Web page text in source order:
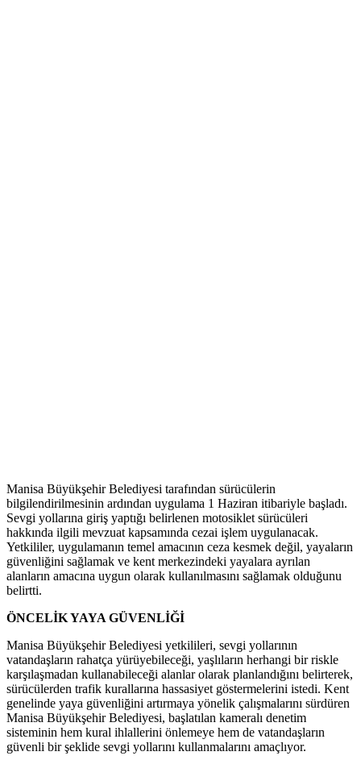
Manisa Büyükşehir Belediyesi tarafından sürücülerin
bilgilendirilmesinin ardından uygulama 1 Haziran itibariyle başladı.
Sevgi yollarına giriş yaptığı belirlenen motosiklet sürücüleri
hakkında ilgili mevzuat kapsamında cezai işlem uygulanacak.
Yetkililer, uygulamanın temel amacının ceza kesmek değil, yayaların
güvenliğini sağlamak ve kent merkezindeki yayalara ayrılan
alanların amacına uygun olarak kullanılmasını sağlamak olduğunu
belirtti.
ÖNCELİK YAYA GÜVENLİĞİ
Manisa Büyükşehir Belediyesi yetkilileri, sevgi yollarının
vatandaşların rahatça yürüyebileceği, yaşlıların herhangi bir riskle
karşılaşmadan kullanabileceği alanlar olarak planlandığını belirterek,
sürücülerden trafik kurallarına hassasiyet göstermelerini istedi. Kent
genelinde yaya güvenliğini artırmaya yönelik çalışmalarını sürdüren
Manisa Büyükşehir Belediyesi, başlatılan kameralı denetim
sisteminin hem kural ihlallerini önlemeye hem de vatandaşların
güvenli bir şeklide sevgi yollarını kullanmalarını amaçlıyor.